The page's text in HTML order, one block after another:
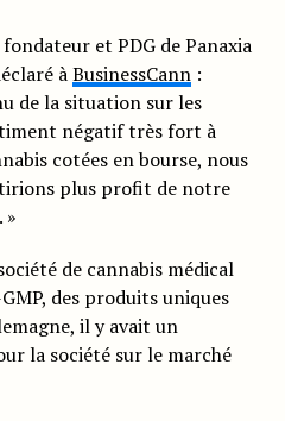
et PDG de Panaxia
àBusinessCann:
de la situation sur les
négatif très fort à
cotées en bourse, nous
tirions plus profit de notre
»
de cannabis médical
des produits uniques
il y avait un
la société sur le marché